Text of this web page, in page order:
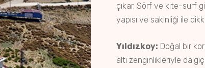
çıkar. Sörf ve kite-surf
yapısı ve sakinliği ile
Yıldızkoy: Doğal bir
altı zenginlikleriyle